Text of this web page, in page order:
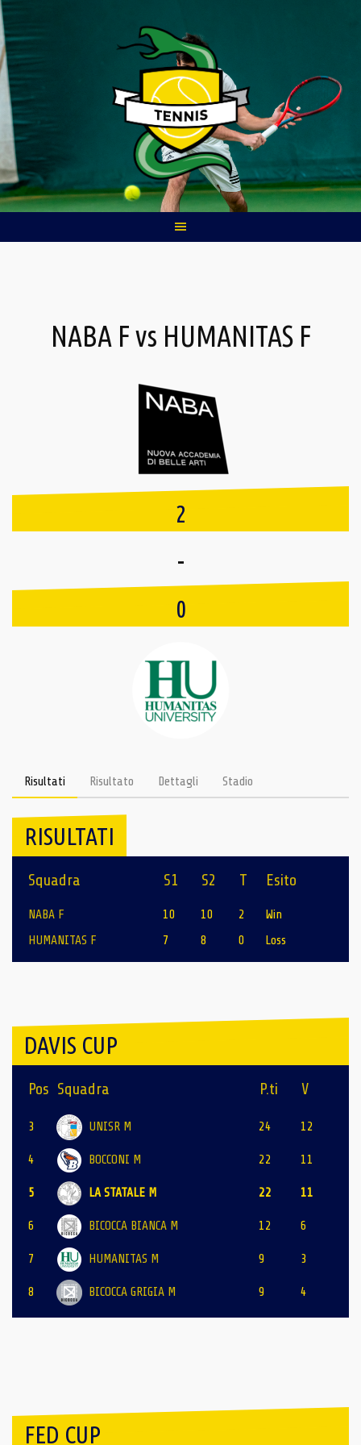
Skip
to
content
NABA F vs HUMANITAS F
2
-
0
Risultati Risultato Dettagli Stadio
RISULTATI
Squadra S1 S2 T Esito
NABA F 10 10 2
Win
HUMANITAS F
7 8 0 Loss
DAVIS CUP
Pos Squadra P.ti V
3 UNISR M 24 12
4 BOCCONI M 22 11
5 LA STATALE M 22 11
6 BICOCCA BIANCA M 12 6
7 HUMANITAS M 9 3
8 BICOCCA GRIGIA M 9 4
FED CUP